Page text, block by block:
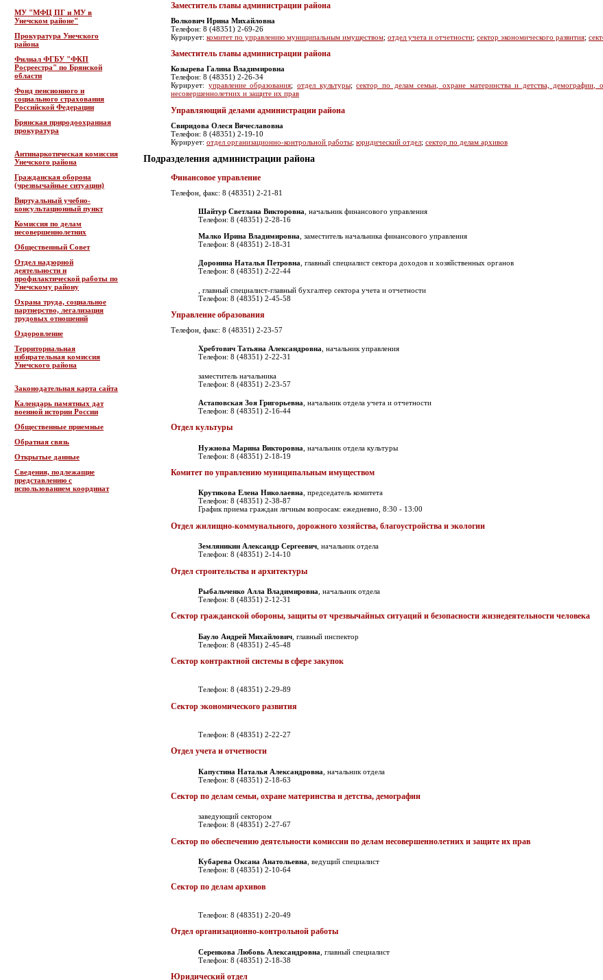
МУ "МФЦ ПГ и МУ в
Унечском районе"
Прокуратура Унечского
района
Филиал ФГБУ "ФКП
Росреестра" по Брянской
области
Фонд пенсионного и
социального страхования
Российской Федерации
Брянская природоохранная
прокуратура
Антинаркотическая комиссия
Унечского района
Гражданская оборона
(чрезвычайные ситуации)
Виртуальный учебно-
консультационный пункт
Комиссия по делам
несовершеннолетних
Общественный Совет
Отдел надзорной
деятельности и
профилактической работы по
Унечскому району
Охрана труда, социальное
партнерство, легализация
трудовых отношений
Оздоровление
Территориальная
избирательная комиссия
Унечского района
Законодательная карта сайта
Календарь памятных дат
военной истории России
Общественные приемные
Обратная связь
Открытые данные
Сведения, подлежащие
представлению с
использованием координат
Заместитель главы администрации района
Волкович Ирина Михайловна
Телефон: 8 (48351) 2-69-26
Курирует: комитет по управлению муниципальным имуществом; отдел учета и отчетности; сектор экономического развития;
Заместитель главы администрации района
Козырева Галина Владимировна
Телефон: 8 (48351) 2-26-34
Курирует: управление образования; отдел культуры;сектор по делам семьи, охране материнства и детства, демографии,
несовершеннолетних и защите их прав
Управляющий делами администрации района
Свиридова Олеся Вячеславовна
Телефон: 8 (48351) 2-19-10
Курирует: отдел организационно-контрольной работы; юридический отдел; сектор по делам архивов
Подразделения администрации района
Финансовое управление
Телефон, факс: 8 (48351) 2-21-81
Шайтур Светлана Викторовна , начальник финансового управления
Телефон: 8 (48351) 2-28-16
Малко Ирина Владимировна , заместитель начальника финансового управления
Телефон: 8 (48351) 2-18-31
Доронина Наталья Петровна , главный специалист сектора доходов и хозяйственных органов
Телефон: 8 (48351) 2-22-44
, главный специалист-главный бухгалтер сектора учета и отчетности
Телефон: 8 (48351) 2-45-58
Управление образования
Телефон, факс: 8 (48351) 2-23-57
Хребтович Татьяна Александровна , начальник управления
Телефон: 8 (48351) 2-22-31
заместитель начальника
Телефон: 8 (48351) 2-23-57
Астаповская Зоя Григорьевна , начальник отдела учета и отчетности
Телефон: 8 (48351) 2-16-44
Отдел культуры
Нужнова Марина Викторовна , начальник отдела культуры
Телефон: 8 (48351) 2-18-19
Комитет по управлению муниципальным имуществом
Крутикова Елена Николаевна, председатель комитета
Телефон: 8 (48351) 2-38-87
График приема граждан личным вопросам: ежедневно, 8:30 - 13:00
Отдел жилищно-коммунального, дорожного хозяйства, благоустройства и экологии
Земляникин Александр Сергеевич , начальник отдела
Телефон: 8 (48351) 2-14-10
Отдел строительства и архитектуры
Рыбальченко Алла Владимировна , начальник отдела
Телефон: 8 (48351) 2-12-31
Сектор гражданской обороны, защиты от чрезвычайных ситуаций и безопасности жизнедеятельности человека
Бауло Андрей Михайлович главный инспектор
Телефон: 8 (48351) 2-45-48
Сектор контрактной системы в сфере закупок
Телефон: 8 (48351) 2-29-89
Сектор экономического развития
Телефон: 8 (48351) 2-22-27
Отдел учета и отчетности
Капустина Наталья Александровна , начальник отдела
Телефон: 8 (48351) 2-18-63
Сектор по делам семьи, охране материнства и детства, демографии
заведующий сектором
Телефон: 8 (48351) 2-27-67
Сектор по обеспечению деятельности комиссии по делам несовершеннолетних и защите их прав
Кубарева Оксана Анатольевна , ведущий специалист
Телефон: 8 (48351) 2-10-64
Сектор по делам архивов
Телефон: 8 (48351) 2-20-49
Отдел организационно-контрольной работы
Серенкова Любовь Александровна , главный специалист
Телефон: 8 (48351) 2-18-38
Юридический отдел